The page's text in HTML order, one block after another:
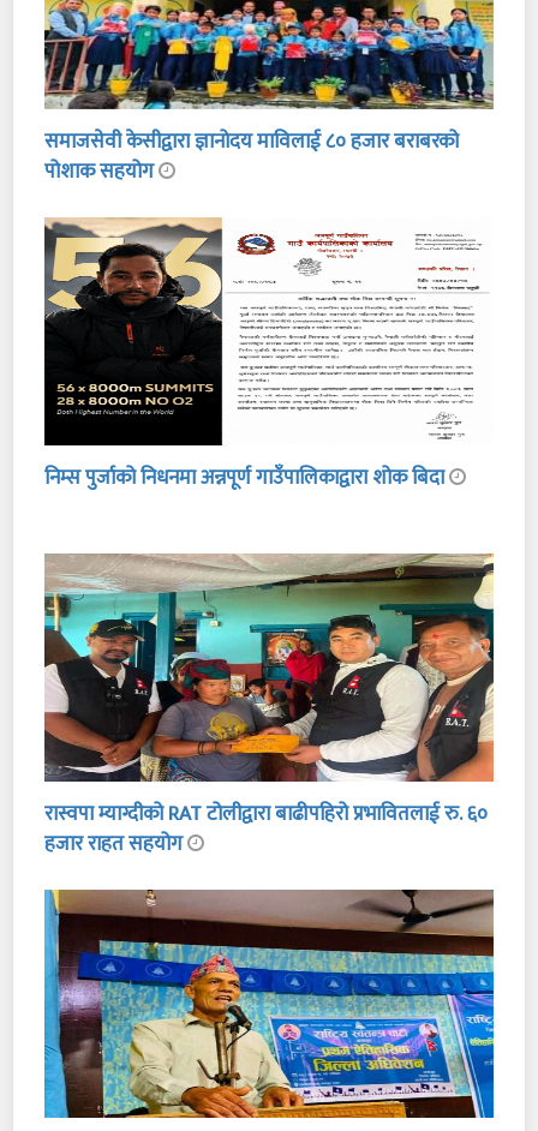
समाजसेवी केसीद्वारा ज्ञानोदय माविलाई ८० हजार बराबरको
पोशाक सहयोग
निम्स पुर्जाको निधनमा अन्नपूर्ण गाउँपालिकाद्वारा शोक बिदा
रास्वपा म्याग्दीको RAT टोलीद्वारा बाढीपहिरो प्रभावितलाई रु. ६०
हजार राहत सहयोग